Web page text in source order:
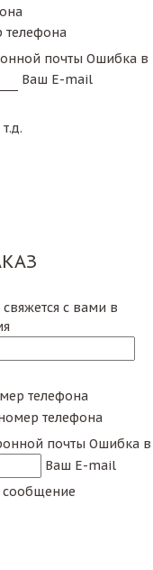
почты Ошибка в
Ваш E-mail
с вами в
телефона
телефона
почты Ошибка в
Ваш E-mail
сообщение